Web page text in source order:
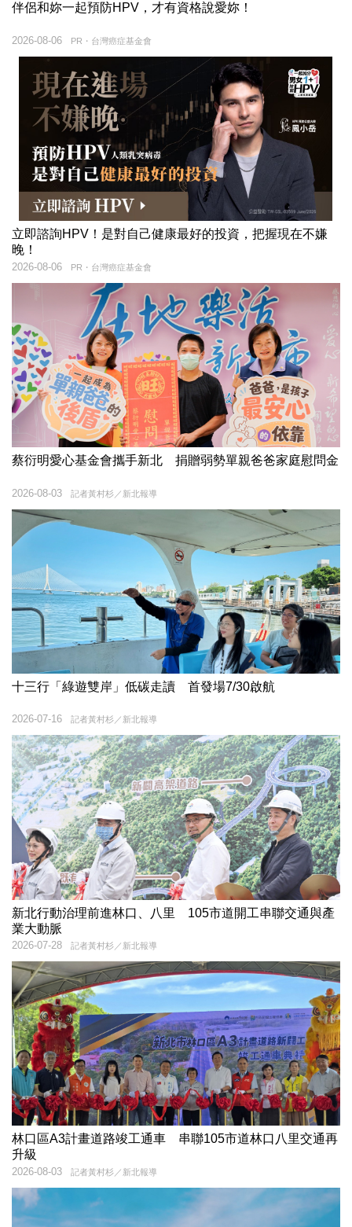
伴侶和妳一起預防HPV，才有資格說愛妳！
PR・台灣癌症基金會
2026-08-06
立即諮詢HPV！是對自己健康最好的投資，把握現在不嫌
晚！
PR・台灣癌症基金會
2026-08-06
蔡衍明愛心基金會攜手新北 捐贈弱勢單親爸爸家庭慰問金
記者黃村杉／新北報導
2026-08-03
十三行「綠遊雙岸」低碳走讀 首發場7/30啟航
記者黃村杉／新北報導
2026-07-16
新北行動治理前進林口、八里 105市道開工串聯交通與產
業大動脈
記者黃村杉／新北報導
2026-07-28
林口區A3計畫道路竣工通車 串聯105市道林口八里交通再
升級
記者黃村杉／新北報導
2026-08-03